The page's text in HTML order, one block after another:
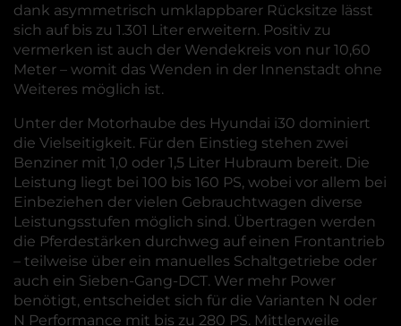
dank asymmetrisch umklappbarer Rücksitze lässt
sich auf bis zu 1.301 Liter erweitern. Positiv zu
vermerken ist auch der Wendekreis von nur 10,60
Meter – womit das Wenden in der Innenstadt ohne
Weiteres möglich ist.
Unter der Motorhaube des Hyundai i30 dominiert
die Vielseitigkeit. Für den Einstieg stehen zwei
Benziner mit 1,0 oder 1,5 Liter Hubraum bereit. Die
Leistung liegt bei 100 bis 160 PS, wobei vor allem bei
Einbeziehen der vielen Gebrauchtwagen diverse
Leistungsstufen möglich sind. Übertragen werden
die Pferdestärken durchweg auf einen Frontantrieb
– teilweise über ein manuelles Schaltgetriebe oder
auch ein Sieben-Gang-DCT. Wer mehr Power
benötigt, entscheidet sich für die Varianten N oder
N Performance mit bis zu 280 PS. Mittlerweile